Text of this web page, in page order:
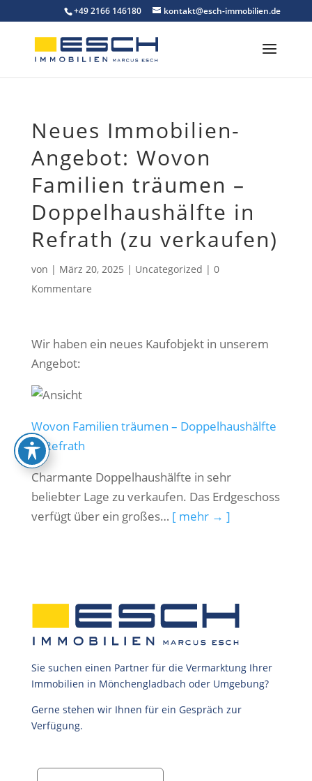
to
content
+49 2166 146180 kontakt@esch-immobilien.de
Neues Immobilien-
Angebot: Wovon
Familien träumen –
Doppelhaushälfte in
Refrath (zu verkaufen)
von | März 20, 2025 | Uncategorized | 0
Kommentare
Wir haben ein neues Kaufobjekt in unserem
Angebot:
Wovon Familien träumen – Doppelhaushälfte
in Refrath
Charmante Doppelhaushälfte in sehr
beliebter Lage zu verkaufen. Das Erdgeschoss
verfügt über ein großes… [ mehr → ]
Sie suchen einen Partner für die Vermarktung Ihrer
Immobilien in Mönchengladbach oder Umgebung?
Gerne stehen wir Ihnen für ein Gespräch zur
Verfügung.